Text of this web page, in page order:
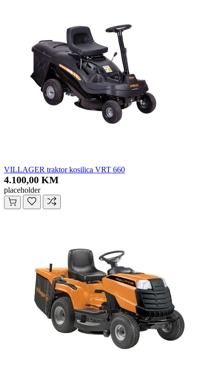
VILLAGER traktor kosilica VRT 660
4.100,00 KM
placeholder